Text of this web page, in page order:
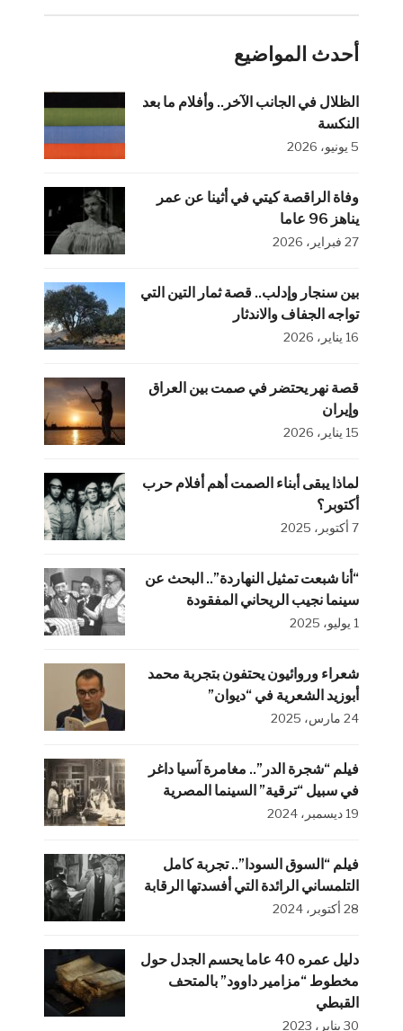
أحدث المواضيع
الظلال في الجانب الآخر.. وأفلام ما بعد
النكسة
5 يونيو، 2026
وفاة الراقصة كيتي في أثينا عن عمر
يناهز 96 عاما
27 فبراير، 2026
بين سنجار وإدلب.. قصة ثمار التين التي
تواجه الجفاف والاندثار
16 يناير، 2026
قصة نهر يحتضر في صمت بين العراق
وإيران
15 يناير، 2026
لماذا يبقى أبناء الصمت أهم أفلام حرب
أكتوبر؟
7 أكتوبر، 2025
“أنا شبعت تمثيل النهاردة”.. البحث عن
سينما نجيب الريحاني المفقودة
1 يوليو، 2025
شعراء وروائيون يحتفون بتجربة محمد
أبوزيد الشعرية في “ديوان”
24 مارس، 2025
فيلم “شجرة الدر”.. مغامرة آسيا داغر
في سبيل “ترقية” السينما المصرية
19 ديسمبر، 2024
فيلم “السوق السودا”.. تجربة كامل
التلمساني الرائدة التي أفسدتها الرقابة
28 أكتوبر، 2024
دليل عمره 40 عاما يحسم الجدل حول
مخطوط “مزامير داوود” بالمتحف
القبطي
30 يناير، 2023